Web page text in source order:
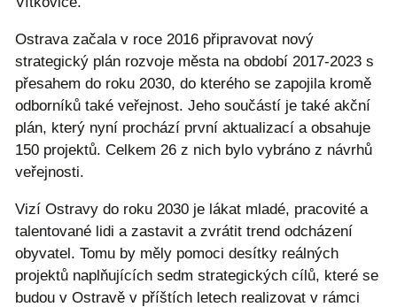
Ostrava začala v roce 2016 připravovat nový
strategický plán rozvoje města na období 2017-2023 s
přesahem do roku 2030, do kterého se zapojila kromě
odborníků také veřejnost. Jeho součástí je také akční
plán, který nyní prochází první aktualizací a obsahuje
150 projektů. Celkem 26 z nich bylo vybráno z návrhů
veřejnosti.
Vizí Ostravy do roku 2030 je lákat mladé, pracovité a
talentované lidi a zastavit a zvrátit trend odcházení
obyvatel. Tomu by měly pomoci desítky reálných
projektů naplňujících sedm strategických cílů, které se
budou v Ostravě v příštích letech realizovat v rámci